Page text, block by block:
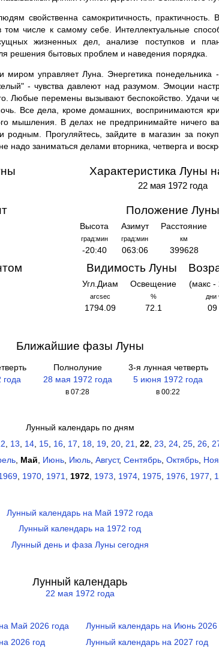
свойственна самокритичность, практичность.
числе к самому себе. Интеллектуальные
жизненных дел, анализе поступков и
решения бытовых проблем и наведения порядка.
миром управляет Луна. Энергетика понедельника -
- чувства давлеют над разумом. Эмоции
Любые перемены вызывают беспокойство. Удачи
Все дела, кроме домашних, воспринимаются
мышления. В делах не предпринимайте ничего
Прогуляйтесь, зайдите в магазин за
надо заниматься делами вторника, четверга и
Характеристика Луны
22 мая 1972 года
Положение Луны
Высота
град:мин
-20:40
Азимут
град:мин
063:06
Расстояние
км
399628
Видимость Луны
Угл.Диам
arcsec
1794.09
Освещение
%
72.1
(макс -
дни
09
Ближайшие фазы Луны
года
Полнолуние
28 мая 1972 года
в 07:28
3-я лунная четверть
5 июня 1972 года
в 00:22
Лунный календарь по дням
, 13, 14, 15, 16, 17, 18, 19, 20, 21, 22, 23, 24, 25, 26,
, Май Июнь, Июль, Август, Сентябрь, Октябрь,
1970 1971 1972 1973 1974 1975 1976 1977
Лунный календарь на Май 1972 года
Лунный календарь на 1972 год
Лунный день и фаза Луны сегодня
Лунный календарь
22 мая 1972 года
Май 2026 года
2026 год
Лунный календарь на Июнь 2026
Лунный календарь на 2027 год